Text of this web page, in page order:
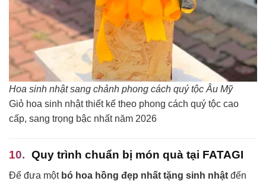
Hoa sinh nhật sang chảnh phong cách quý tộc Âu Mỹ
Giỏ hoa sinh nhật thiết kế theo phong cách quý tộc cao
cấp, sang trọng bậc nhất năm 2026
Quy trình chuẩn bị món quà tại FATAGI
Để đưa một bó hoa hồng đẹp nhất tặng sinh nhật đến